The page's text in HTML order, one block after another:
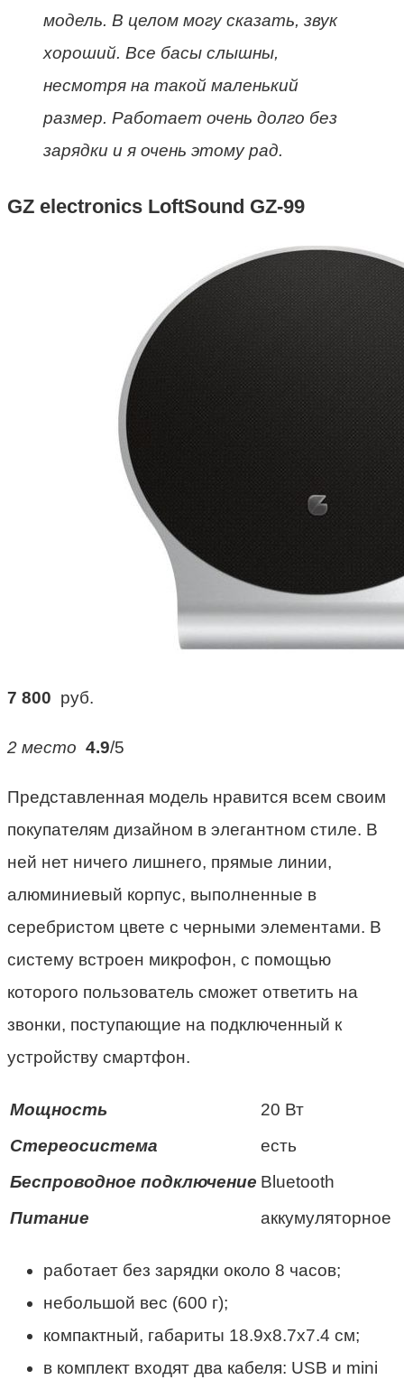
модель. В целом могу сказать, звук
хороший. Все басы слышны,
несмотря на такой маленький
размер. Работает очень долго без
зарядки и я очень этому рад.
GZ electronics LoftSound GZ-99
7 800 руб.
2 место 4.9/5
Представленная модель нравится всем своим
покупателям дизайном в элегантном стиле. В
ней нет ничего лишнего, прямые линии,
алюминиевый корпус, выполненные в
серебристом цвете с черными элементами. В
систему встроен микрофон, с помощью
которого пользователь сможет ответить на
звонки, поступающие на подключенный к
устройству смартфон.
Мощность
20 Вт
Стереосистема
есть
Беспроводное подключение Bluetooth
Питание
аккумуляторное
работает без зарядки около 8 часов;
небольшой вес (600 г);
компактный, габариты 18.9х8.7х7.4 см;
в комплект входят два кабеля: USB и mini